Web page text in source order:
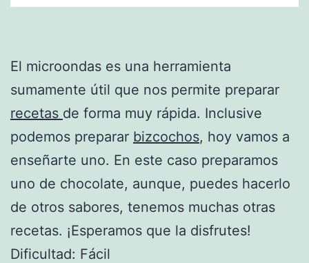
El microondas es una herramienta
sumamente útil que nos permite preparar
recetas de forma muy rápida. Inclusive
podemos preparar bizcochos, hoy vamos a
enseñarte uno. En este caso preparamos
uno de chocolate, aunque, puedes hacerlo
de otros sabores, tenemos muchas otras
recetas. ¡Esperamos que la disfrutes!
Dificultad: Fácil